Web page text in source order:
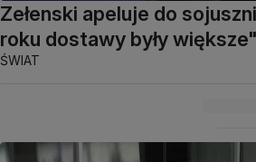
Zełenski apeluje do
roku dostawy były większe"
ŚWIAT